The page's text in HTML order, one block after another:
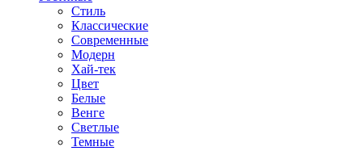
Стиль
Классические
Современные
Модерн
Хай-тек
Цвет
Белые
Венге
Светлые
Темные